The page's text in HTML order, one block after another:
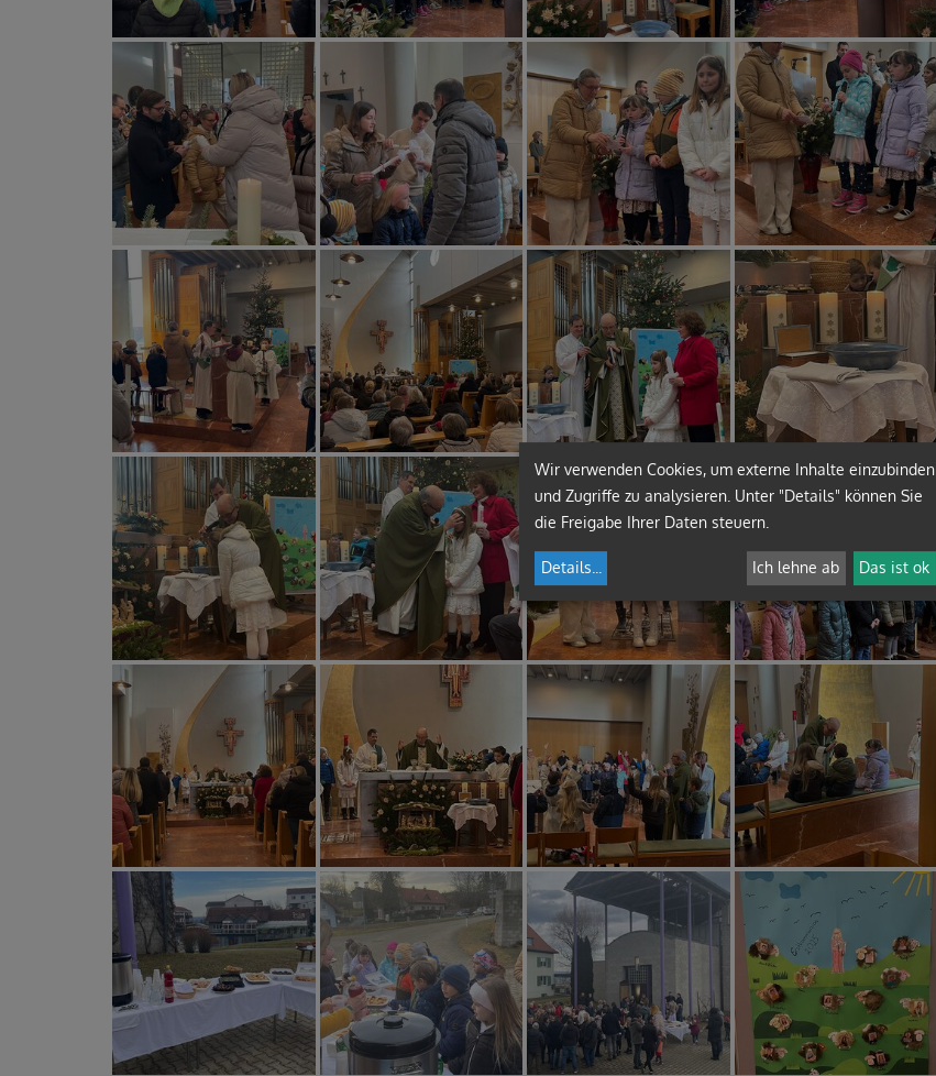
Wir verwenden Cookies, um externe Inhalte einzubinden
und Zugriffe zu analysieren. Unter "Details" können Sie
die Freigabe Ihrer Daten steuern.
Details Ich lehne ab Das ist ok